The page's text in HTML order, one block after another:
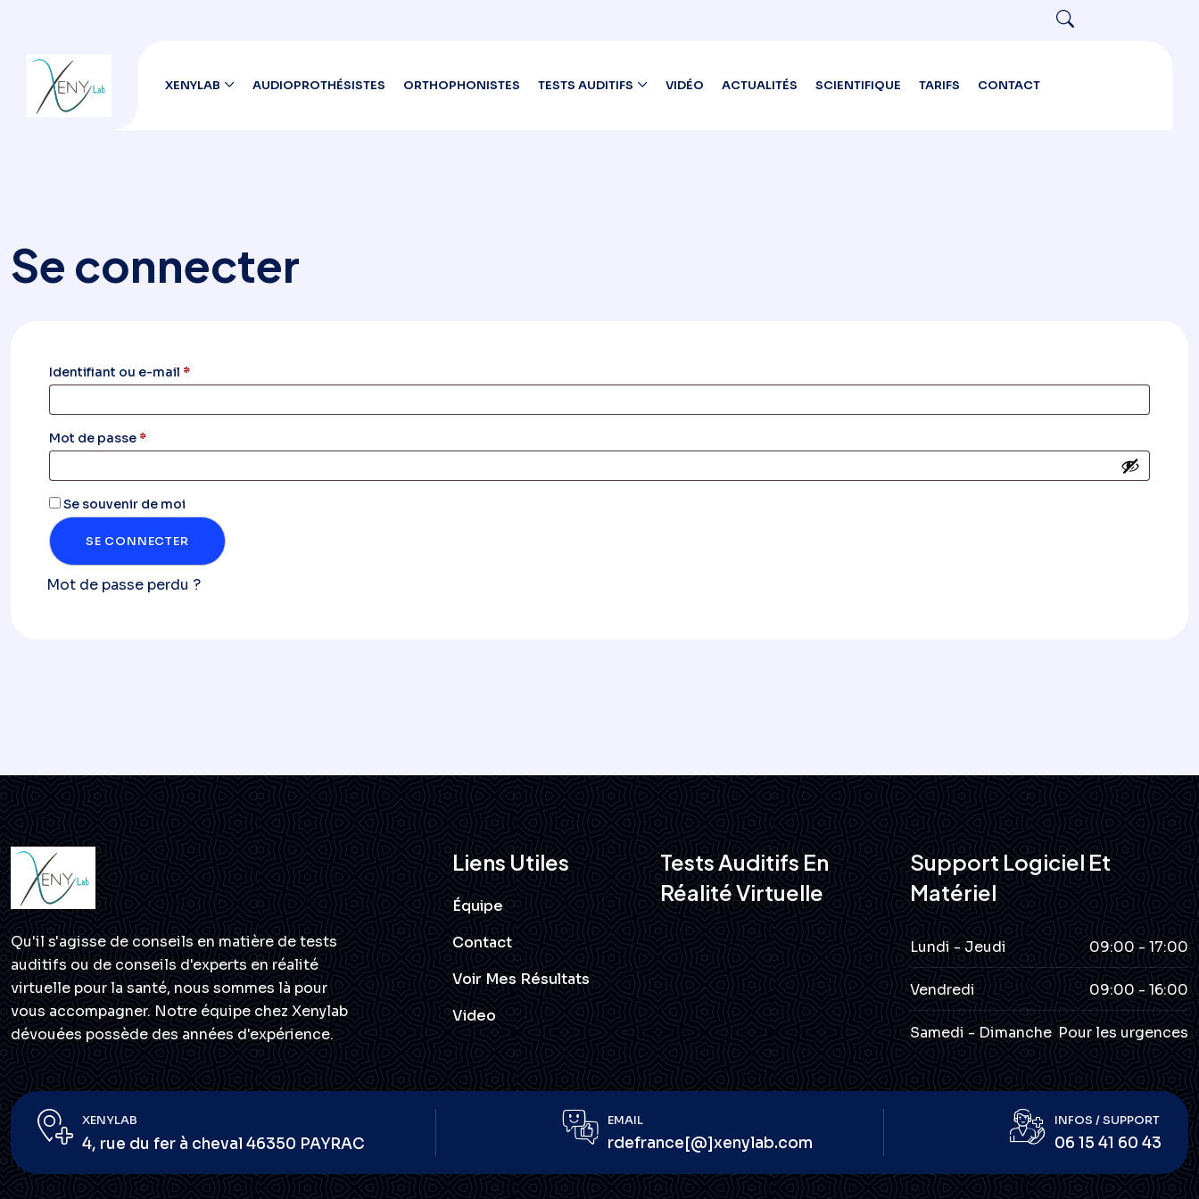
XENYLAB AUDIOPROTHÉSISTES ORTHOPHONISTES TESTS AUDITIFS VIDÉO ACTUALITÉS SCIENTIFIQUE TARIFS CONTACT
Se connecter
Identifiant ou e-mail *Obligatoire
Mot de passe *Obligatoire
Se souvenir de moi
SE CONNECTER
Mot de passe perdu ?
Qu'il s'agisse de conseils en matière de tests
auditifs ou de conseils d'experts en réalité
virtuelle pour la santé, nous sommes là pour
vous accompagner. Notre équipe chez Xenylab
dévouées possède des années d'expérience.
Liens Utiles
Équipe
Contact
Voir Mes Résultats
Video
Tests Auditifs En
Réalité Virtuelle
Support Logiciel Et
Matériel
Lundi - Jeudi 09:00 - 17:00
Vendredi 09:00 - 16:00
Samedi - Dimanche Pour les urgences
XENYLAB
4, rue du fer à cheval 46350 PAYRAC
EMAIL
rdefrance[@]xenylab.com
INFOS / SUPPORT
06 15 41 60 43